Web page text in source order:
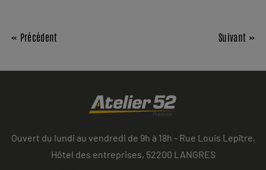
« Précédent Suivant »
Ouvert du lundi au vendredi de 9h à 18h - Rue Louis Lepître,
Hôtel des entreprises, 52200 LANGRES